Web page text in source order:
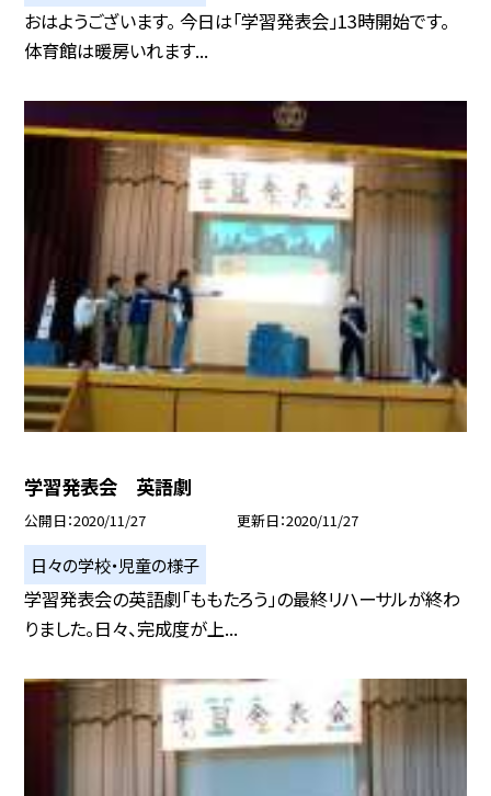
おはようございます。 今日は「学習発表会」13時開始です。
体育館は暖房いれます...
学習発表会 英語劇
公開日 2020/11/27 更新日 2020/11/27
日々の学校・児童の様子
学習発表会の英語劇「ももたろう」の最終リハーサルが終わ
りました。日々、完成度が上...